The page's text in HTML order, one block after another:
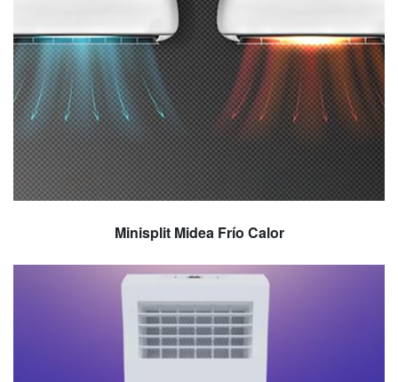
Minisplit Midea Frío Calor